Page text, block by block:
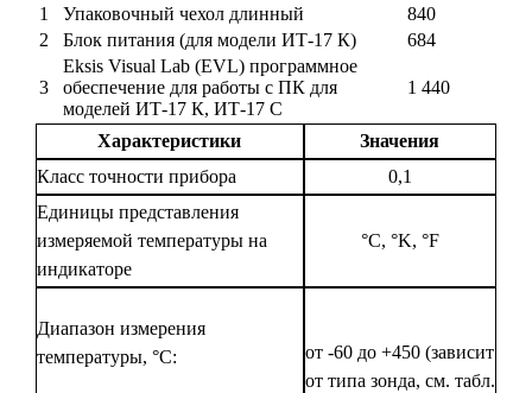
1
Упаковочный чехол длинный
840
2
Блок питания (для модели ИТ-17 К) 684
3
Eksis Visual Lab (EVL) программное
обеспечение для работы с ПК для
моделей ИТ-17 К, ИТ-17 С
1 440
Характеристики
Значения
Класс точности прибора
0,1
Единицы представления
измеряемой температуры на
индикаторе
°С, °K, °F
Диапазон измерения
температуры, °С:
от -60 до +450 (зависит
от типа зонда, см. табл.